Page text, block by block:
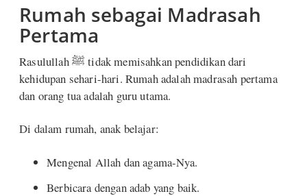
Rumah sebagai Madrasah
Pertama
Rasulullah ﷺ tidak memisahkan pendidikan dari
kehidupan sehari-hari. Rumah adalah madrasah pertama
dan orang tua adalah guru utama.
Di dalam rumah, anak belajar:
Mengenal Allah dan agama-Nya.
Berbicara dengan adab yang baik.